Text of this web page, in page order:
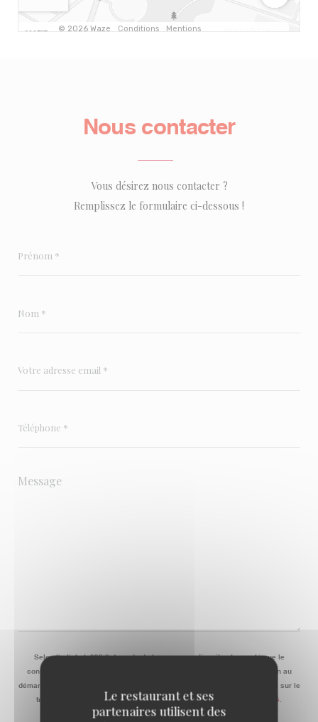
Le restaurant et ses
partenaires utilisent des
Nous contacter
Vous désirez nous contacter ?
Remplissez le formulaire ci-dessous !
Selon l'article L.223-2 du code de la consommation, il est rappelé que le
consommateur peut user de son droit à s'inscrire sur la liste d'opposition au
démarchage téléphonique Bloctel :
. Pour plus d'informations sur le
traitement de vos données, consultez notrepolitique de confidentialité